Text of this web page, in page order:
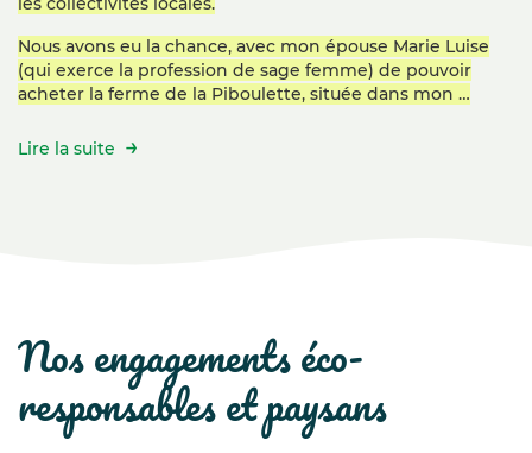
Nous avons eu la chance, avec mon épouse Marie Luise
(qui exerce la profession de sage femme) de pouvoir
acheter la ferme de la Piboulette, située dans mon …
Lire la suite
nos engagements éco-
responsables et paysans